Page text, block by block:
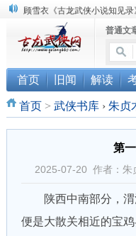
“武侠书库”查缺补漏活动圆满
《古龙小说原貌探究》修订
顾雪衣《古龙武侠小说知见录
普通文
首页 旧闻 解读
首页> 武侠书库 › 朱贞
第
2025-07-20 作者：朱
陕西中南部分，渭
便是大散关相近的宝